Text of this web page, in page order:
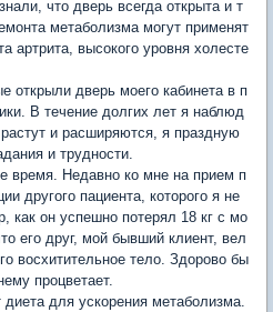
что дверь всегда открыта и т
метаболизма могут применят
артрита, высокого уровня холесте
открыли дверь моего кабинета в п
В течение долгих лет я наблюд
и расширяются, я праздную
и трудности.
время. Недавно ко мне на прием п
другого пациента, которого я не
как он успешно потерял 18 кг с мо
его друг, мой бывший клиент, вел
восхитительное тело. Здорово бы
процветает.
для ускорения метаболизма.